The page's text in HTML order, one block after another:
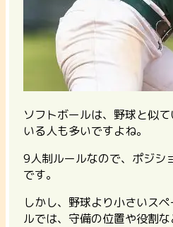
ソフトボールは、野球と似
いる人も多いですよね。
9人制ルールなので、ポジシ
です。
しかし、野球より小さいス
ルでは、守備の位置や役割な